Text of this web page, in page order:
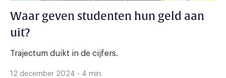
Waar geven studenten hun geld aan
uit?
Trajectum duikt in de cijfers.
12 december 2024 - 4 min.